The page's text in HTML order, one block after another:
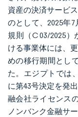
資産の決済サービ
のとして、2025年
規則（C 03/2025
ける事業体には、
めの移行期間とし
た。エジプトでは
に第43号決定を発
融会社ライセンス
ノンバンク金融サ